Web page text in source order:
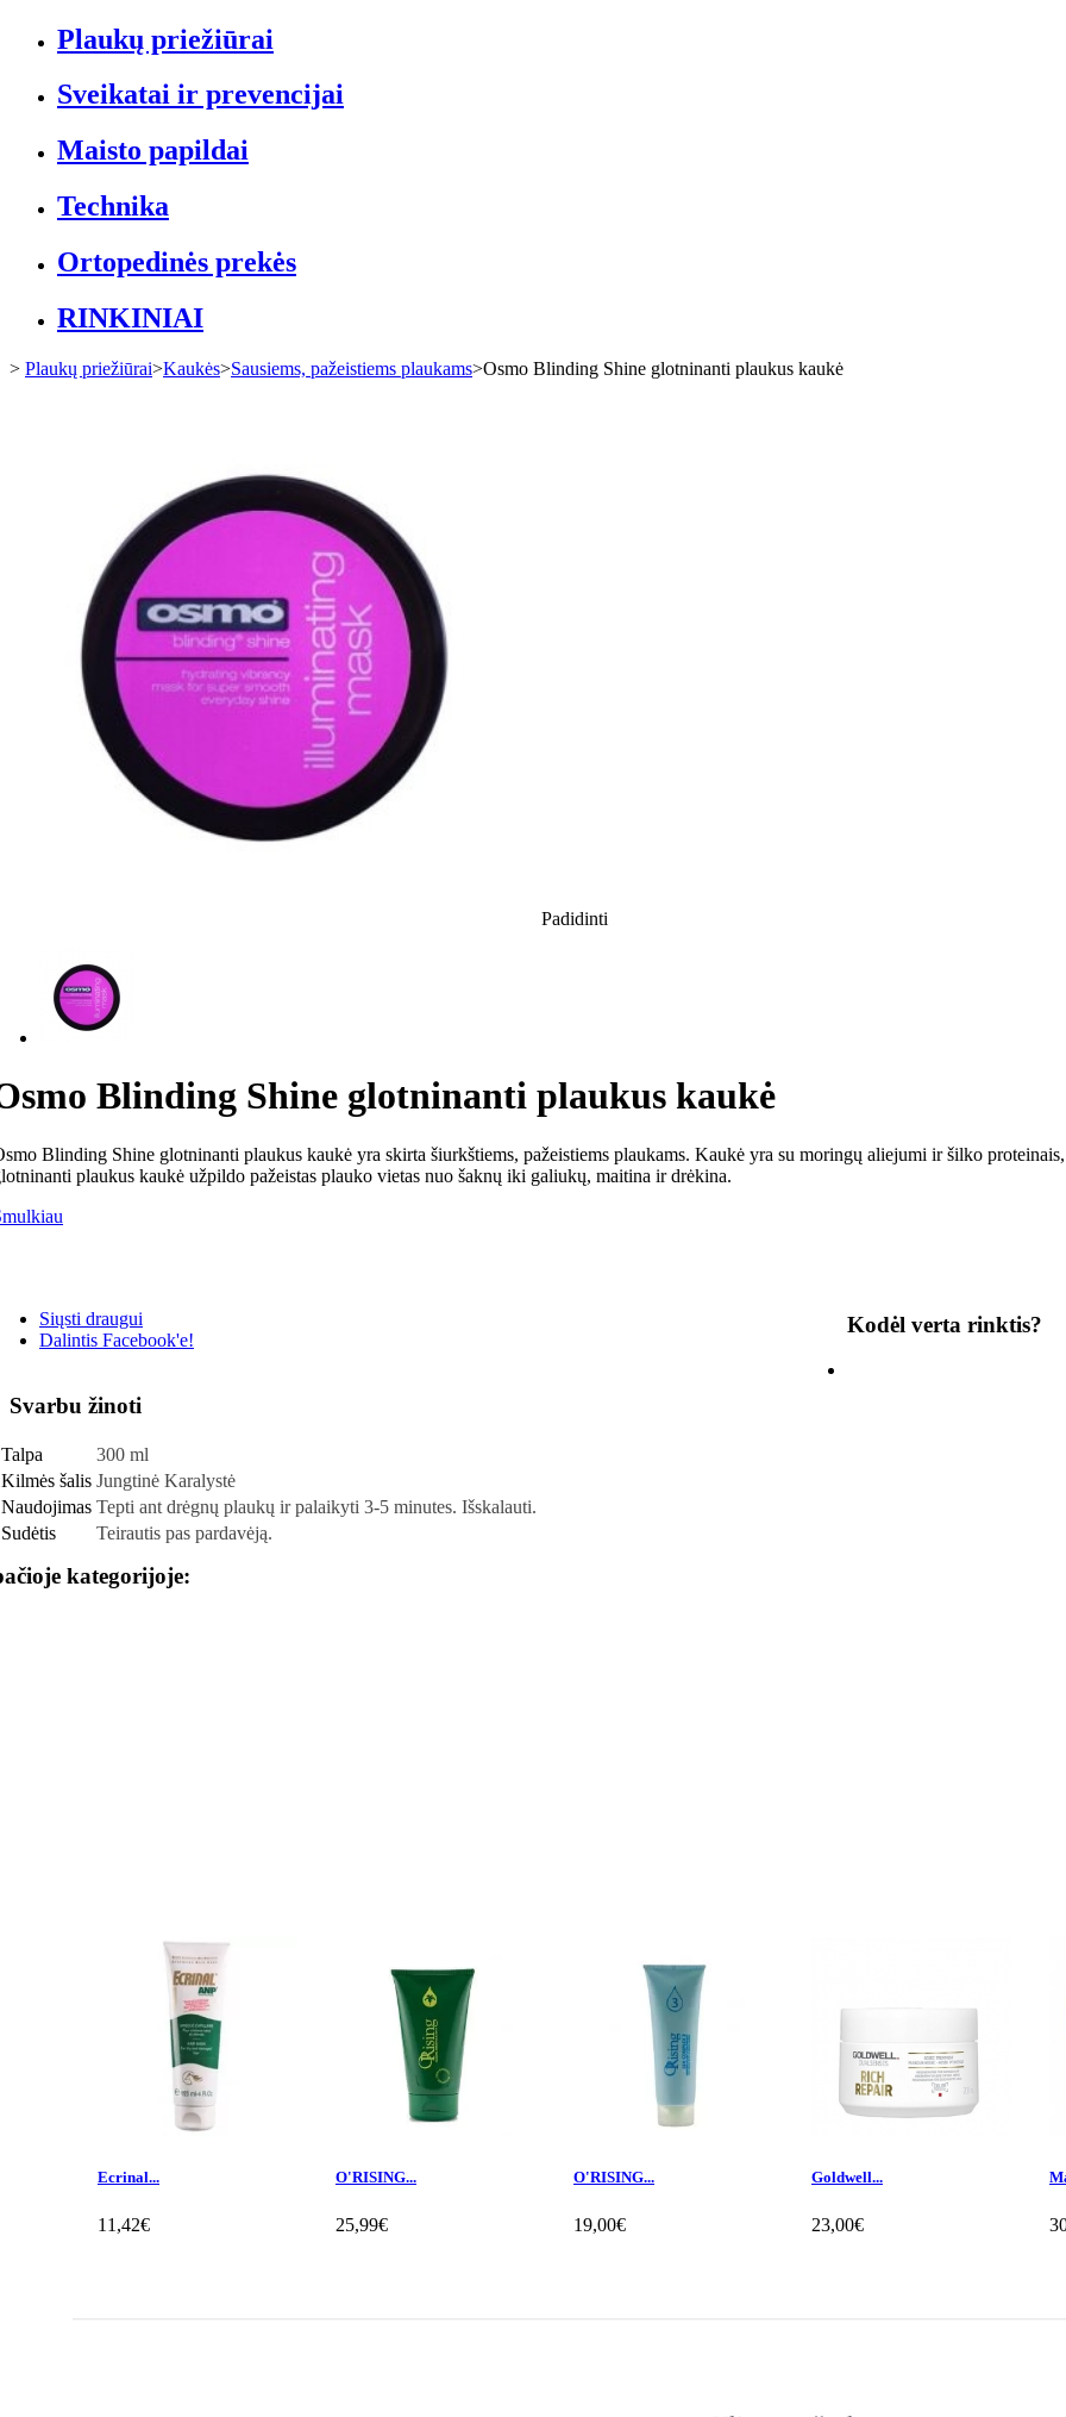
Plaukų priežiūrai
Sveikatai ir prevencijai
Maisto papildai
Technika
Ortopedinės prekės
RINKINIAI
> Plaukų priežiūrai>Kaukės>Sausiems, pažeistiems plaukams>Osmo Blinding Shine glotninanti plaukus kaukė
Padidinti
Blinding Shine glotninanti plaukus kaukė
Blinding Shine glotninanti plaukus kaukė yra skirta šiurkštiems, pažeistiems plaukams. Kaukė yra su moringų aliejumi ir šilko
plaukus kaukė užpildo pažeistas plauko vietas nuo šaknų iki galiukų, maitina ir drėkina.
Siųsti draugui
Dalintis Facebook'e!
Svarbu žinoti
Talpa
300 ml
Kilmės šalis Jungtinė Karalystė
Naudojimas Tepti ant drėgnų plaukų ir palaikyti 3-5 minutes. Išskalauti.
Sudėtis
Teirautis pas pardavėją.
Kodėl verta rinktis?
kategorijoje:
Ecrinal...
11,42€
O'RISING...
25,99€
O'RISING...
19,00€
Goldwell...
23,00€